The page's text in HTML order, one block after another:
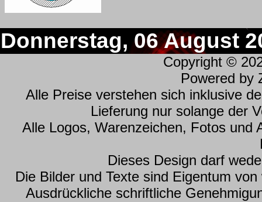
Donnerstag, 06 August
Copyright ©
Powered by
Alle Preise verstehen sich inklusive
Lieferung nur solange der
Alle Logos, Warenzeichen, Fotos und
Dieses Design darf
Die Bilder und Texte sind Eigentum
Ausdrückliche schriftliche